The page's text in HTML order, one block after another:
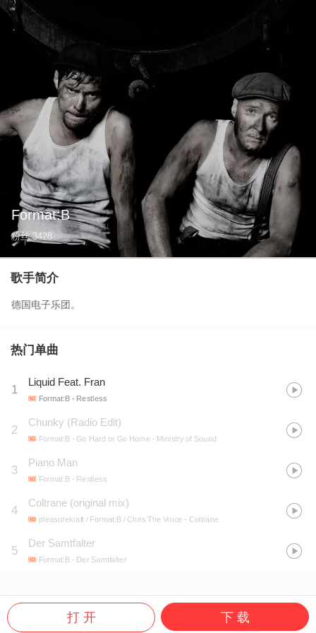
Format:B
粉丝 3428
歌手简介
德国电子乐团。
热门单曲
1
Liquid Feat. Fran
Format:B - Restless
2
Chunky (Radio Edit)
Format:B - Go Hard or Go Home - Ministry of Sound
3
Piano Man
Format:B - Restless
4
Coltrane (original mix)
pleasurekraft / Format:B / Chris The Voice - Coltrane
5
Der Samtfalter
Format:B - Der Samtfalter
打 开 下 载